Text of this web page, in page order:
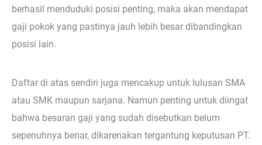
berhasil menduduki posisi penting, maka akan mendapat
gaji pokok yang pastinya jauh lebih besar dibandingkan
posisi lain.
Daftar di atas sendiri juga mencakup untuk lulusan SMA
atau SMK maupun sarjana. Namun penting untuk diingat
bahwa besaran gaji yang sudah disebutkan belum
sepenuhnya benar, dikarenakan tergantung keputusan PT.